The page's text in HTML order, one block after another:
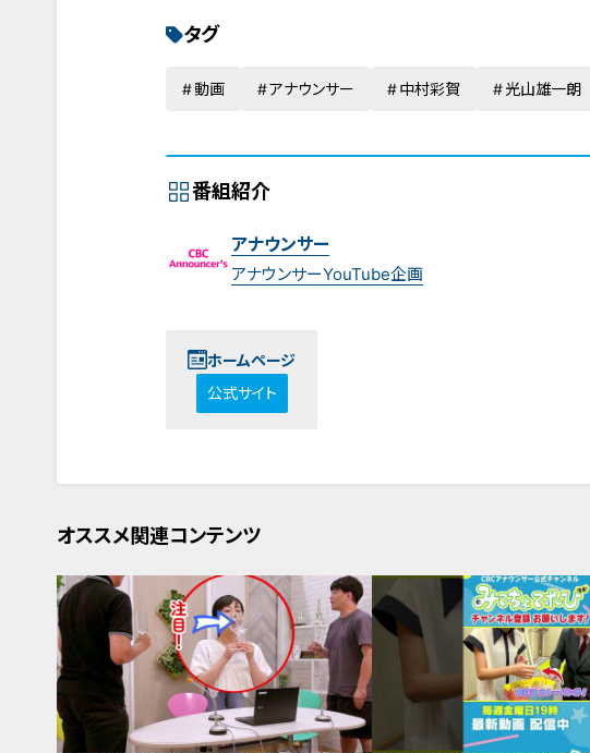
タグ
動画 アナウンサー 中村彩賀 光山雄一朗
番組紹介
アナウンサー
アナウンサーYouTube企画
ホームページ
公式サイト
オススメ関連コンテンツ